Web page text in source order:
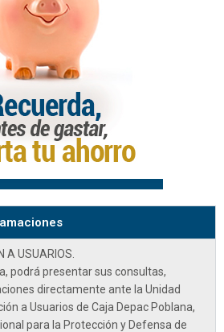
A USUARIOS.
podrá presentar sus consultas,
directamente ante la Unidad
a Usuarios de Caja Depac Poblana,
para la Protección y Defensa de